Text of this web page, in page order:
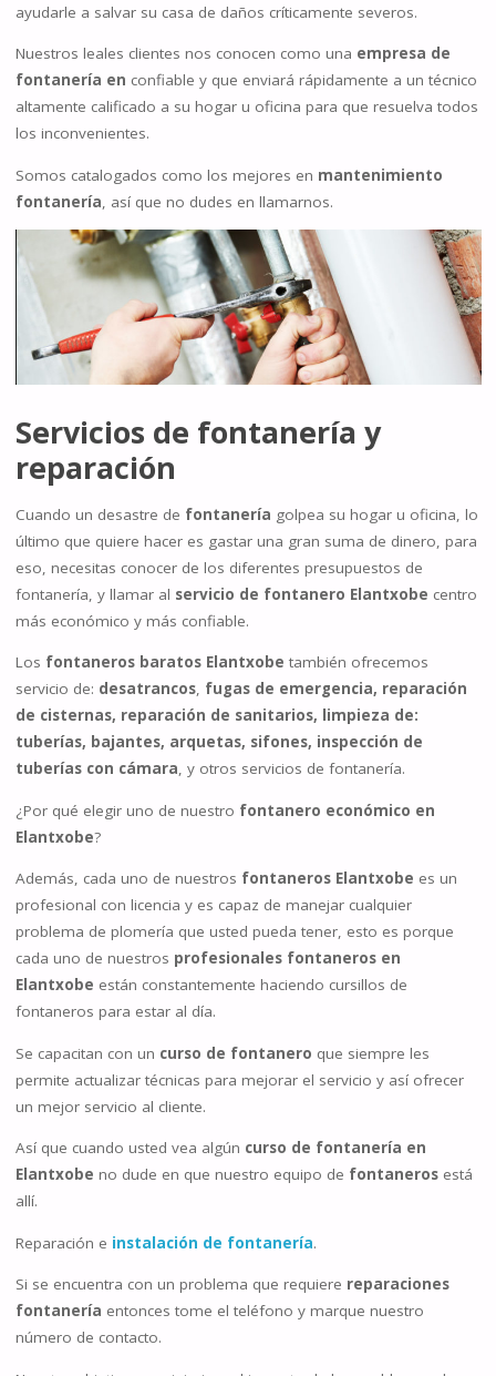
ayudarle a salvar su casa de daños críticamente severos.
Nuestros leales clientes nos conocen como una empresa de
fontanería en confiable y que enviará rápidamente a un técnico
altamente calificado a su hogar u oficina para que resuelva todos
los inconvenientes.
Somos catalogados como los mejores en mantenimiento
fontanería , así que no dudes en llamarnos.
Servicios de fontanería y
reparación
Cuando un desastre de fontanería golpea su hogar u oficina, lo
último que quiere hacer es gastar una gran suma de dinero, para
eso, necesitas conocer de los diferentes presupuestos de
fontanería, y llamar al servicio de fontanero Elantxobe centro
más económico y más confiable.
Los fontaneros baratos Elantxobe también ofrecemos
servicio de: desatrancos, fugas de emergencia, reparación
de cisternas, reparación de sanitarios, limpieza de:
tuberías, bajantes, arquetas, sifones, inspección de
tuberías con cámara, y otros servicios de fontanería.
¿Por qué elegir uno de nuestro fontanero económico en
Elantxobe?
Además, cada uno de nuestros fontaneros Elantxobe es un
profesional con licencia y es capaz de manejar cualquier
problema de plomería que usted pueda tener, esto es porque
cada uno de nuestros profesionales fontaneros en
Elantxobe están constantemente haciendo cursillos de
fontaneros para estar al día.
Se capacitan con un curso de fontanero que siempre les
permite actualizar técnicas para mejorar el servicio y así ofrecer
un mejor servicio al cliente.
Así que cuando usted vea algún curso de fontanería en
Elantxobe no dude en que nuestro equipo de fontanerosestá
allí.
Reparación e instalación de fontanería.
Si se encuentra con un problema que requiere reparaciones
fontanería entonces tome el teléfono y marque nuestro
número de contacto.